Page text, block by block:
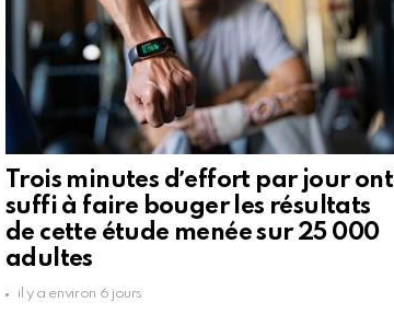
Trois minutes dʼeffort par jour ont
suffi à faire bouger les résultats
de cette étude menée sur 25 000
adultes
il y a environ 6 jours